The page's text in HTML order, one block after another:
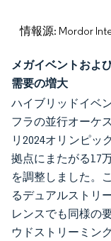
情報源: Mordor
メガイベントおよ
需要の増大
ハイブリッドイベ
フラの並行オーケ
リ2024オリンピッ
拠点にまたがる17
を調整しました。
るデュアルストリ
レンスでも同様の
ウドストリーミン